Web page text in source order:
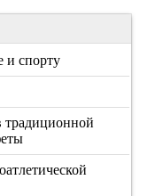
и спорту
традиционной